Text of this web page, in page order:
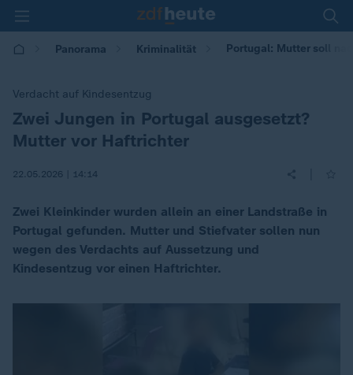
Panorama Kriminalität Portugal: Mutter soll
Verdacht auf Kindesentzug
:
Zwei Jungen in Portugal ausgesetzt?
Mutter vor Haftrichter
22.05.2026 | 14:14
Zwei Kleinkinder wurden allein an einer Landstraße in
Portugal gefunden. Mutter und Stiefvater sollen nun
wegen des Verdachts auf Aussetzung und
Kindesentzug vor einen Haftrichter.